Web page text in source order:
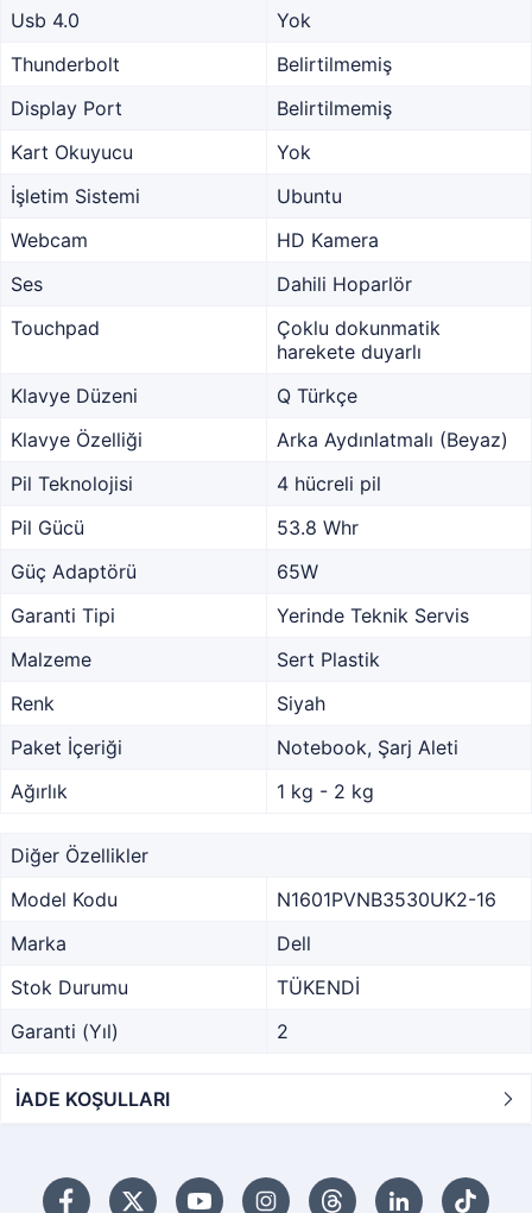
Usb 4.0
Yok
Thunderbolt
Belirtilmemiş
Display Port
Belirtilmemiş
Kart Okuyucu
Yok
İşletim Sistemi
Ubuntu
Webcam
HD Kamera
Ses
Dahili Hoparlör
Touchpad
Çoklu dokunmatik
harekete duyarlı
Klavye Düzeni
Q Türkçe
Klavye Özelliği
Arka Aydınlatmalı (Beyaz)
Pil Teknolojisi
4 hücreli pil
Pil Gücü
53.8 Whr
Güç Adaptörü
65W
Garanti Tipi
Yerinde Teknik Servis
Malzeme
Sert Plastik
Renk
Siyah
Paket İçeriği
Notebook, Şarj Aleti
Ağırlık
1 kg - 2 kg
Diğer Özellikler
Model Kodu
N1601PVNB3530UK2-16
Marka
Dell
Stok Durumu
TÜKENDİ
Garanti (Yıl)
2
İADE KOŞULLARI